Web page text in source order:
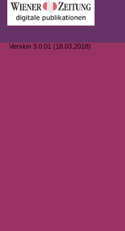
Version 3.0.01 (18.03.2018)